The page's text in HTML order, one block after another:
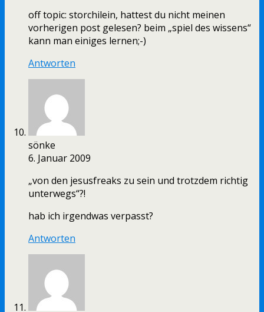
off topic: storchilein, hattest du nicht meinen
vorherigen post gelesen? beim „spiel des wissens“
kann man einiges lernen;-)
Antworten
sönke
6. Januar 2009
„von den jesusfreaks zu sein und trotzdem richtig
unterwegs“?!
hab ich irgendwas verpasst?
Antworten